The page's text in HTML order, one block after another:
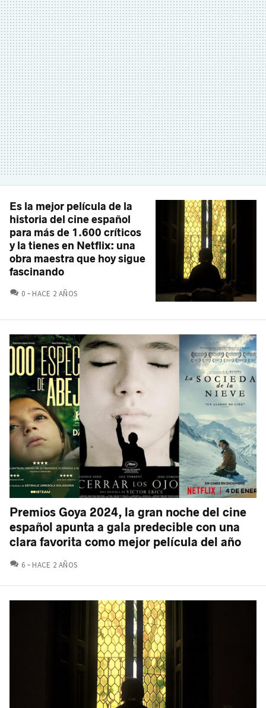
Es la mejor película de la
historia del cine español
para más de 1.600 críticos
y la tienes en Netflix: una
obra maestra que hoy sigue
fascinando
0 COMENTARIOS
HACE 2 AÑOS
Premios Goya 2024, la gran noche del cine
español apunta a gala predecible con una
clara favorita como mejor película del año
6 COMENTARIOS
HACE 2 AÑOS